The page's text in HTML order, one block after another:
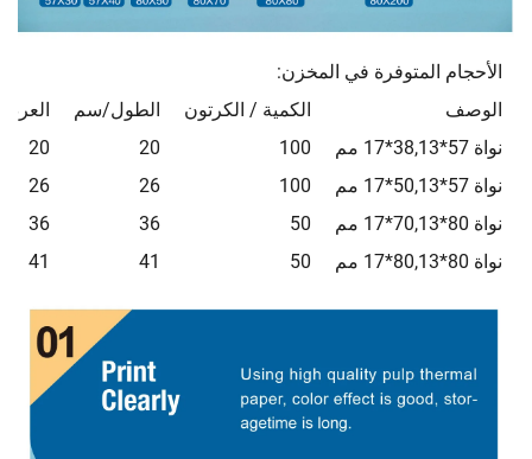
الأحجام المتوفرة في المخزن:
الوصف
الكمية / الكرتون الطول/سم
نواة 57*38,13*17 مم
100
20
20
نواة 57*50,13*17 مم
100
26
26
نواة 80*70,13*17 مم
50
36
36
نواة 80*80,13*17 مم
50
41
41